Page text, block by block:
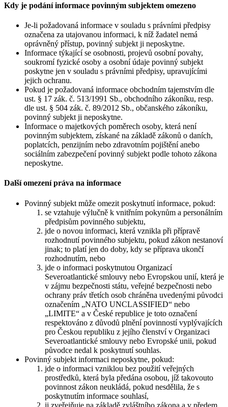
Kdy je podání informace povinným subjektem omezeno
Je-li požadovaná informace v souladu s právními předpisy
označena za utajovanou informaci, k níž žadatel nemá
oprávněný přístup, povinný subjekt ji neposkytne.
Informace týkající se osobnosti, projevů osobní povahy,
soukromí fyzické osoby a osobní údaje povinný subjekt
poskytne jen v souladu s právními předpisy, upravujícími
jejich ochranu.
Pokud je požadovaná informace obchodním tajemstvím dle
ust. § 17 zák. č. 513/1991 Sb., obchodního zákoníku, resp.
dle ust. § 504 zák. č. 89/2012 Sb., občanského zákoníku,
povinný subjekt ji neposkytne.
Informace o majetkových poměrech osoby, která není
povinným subjektem, získané na základě zákonů o daních,
poplatcích, penzijním nebo zdravotním pojištění anebo
sociálním zabezpečení povinný subjekt podle tohoto zákona
neposkytne.
Další omezení práva na informace
Povinný subjekt může omezit poskytnutí informace, pokud:
se vztahuje výlučně k vnitřním pokynům a personálním
předpisům povinného subjektu,
jde o novou informaci, která vznikla při přípravě
rozhodnutí povinného subjektu, pokud zákon nestanoví
jinak; to platí jen do doby, kdy se příprava ukončí
rozhodnutím, nebo
jde o informaci poskytnutou Organizací
Severoatlantické smlouvy nebo Evropskou unií, která je
v zájmu bezpečnosti státu, veřejné bezpečnosti nebo
ochrany práv třetích osob chráněna uvedenými původci
označením „NATO UNCLASSIFIED“ nebo
„LIMITE“ a v České republice je toto označení
respektováno z důvodů plnění povinností vyplývajících
pro Českou republiku z jejího členství v Organizaci
Severoatlantické smlouvy nebo Evropské unii, pokud
původce nedal k poskytnutí souhlas.
Povinný subjekt informaci neposkytne, pokud:
jde o informaci vzniklou bez použití veřejných
prostředků, která byla předána osobou, jíž takovouto
povinnost zákon neukládá, pokud nesdělila, že s
poskytnutím informace souhlasí,
ji zveřejňuje na základě zvláštního zákona a v předem